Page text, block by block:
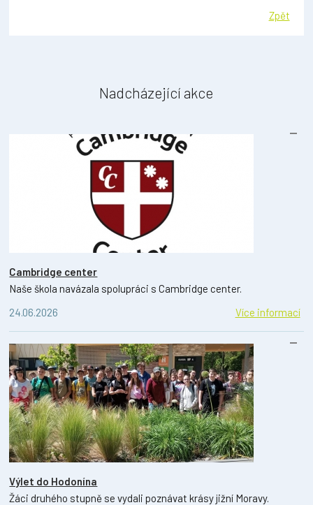
Zpět
Nadcházející akce
Cambridge center
Naše škola navázala spolupráci s Cambridge center.
24.06.2026
Více informací
Výlet do Hodonína
Žáci druhého stupně se vydali poznávat krásy jižní Moravy.